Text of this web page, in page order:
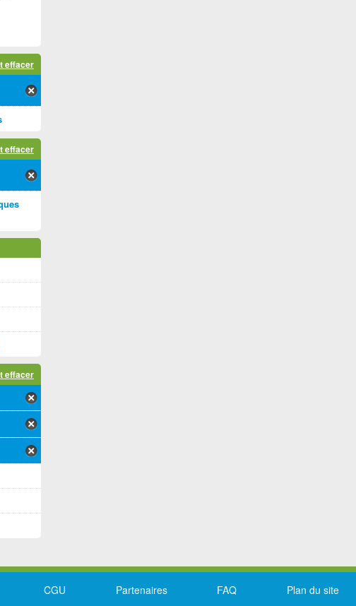
effacer
effacer
effacer
CGU Partenaires FAQ Plan du site